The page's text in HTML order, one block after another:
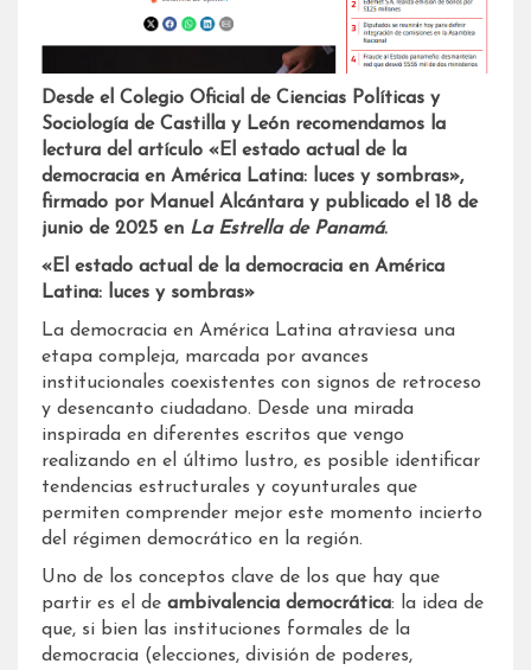
Desde el Colegio Oficial de Ciencias Políticas y
Sociología de Castilla y León recomendamos la
lectura del artículo «El estado actual de la
democracia en América Latina: luces y sombras»,
firmado por Manuel Alcántara y publicado el 18 de
junio de 2025 en La Estrella de Panamá.
«El estado actual de la democracia en América
Latina: luces y sombras»
La democracia en América Latina atraviesa una
etapa compleja, marcada por avances
institucionales coexistentes con signos de retroceso
y desencanto ciudadano. Desde una mirada
inspirada en diferentes escritos que vengo
realizando en el último lustro, es posible identificar
tendencias estructurales y coyunturales que
permiten comprender mejor este momento incierto
del régimen democrático en la región.
Uno de los conceptos clave de los que hay que
partir es el de ambivalencia democrática: la idea de
que, si bien las instituciones formales de la
democracia (elecciones, división de poderes,